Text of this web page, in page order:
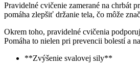
Pravidelné cvičenie zamerané na chrbát
pomáha zlepšiť držanie tela, čo môže
Okrem toho, pravidelné cvičenia
Pomáha to nielen pri prevencii bolestí a
**Zvýšenie svalovej sily**